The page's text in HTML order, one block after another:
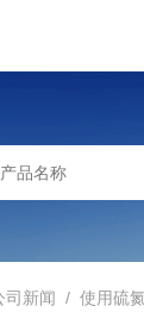
司新闻 / 使用硫氮分析